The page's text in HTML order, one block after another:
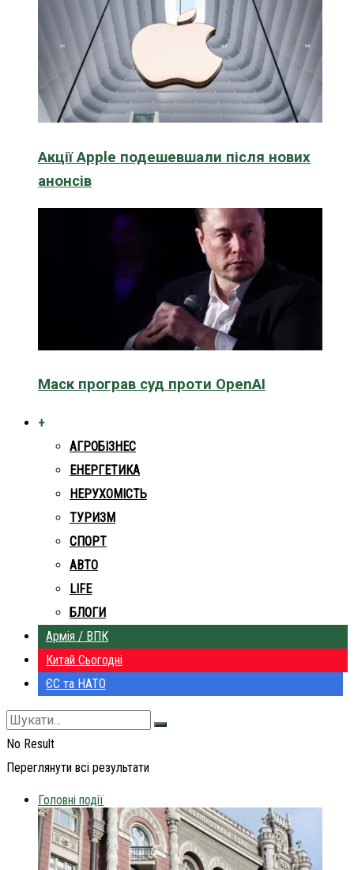
Акції Apple подешевшали після нових
анонсів
Маск програв суд проти OpenAI
+
АГРОБІЗНЕС
ЕНЕРГЕТИКА
НЕРУХОМІСТЬ
ТУРИЗМ
СПОРТ
АВТО
LIFE
БЛОГИ
Армія / ВПК
Китай Сьогодні
ЄС та НАТО
No Result
Переглянути всі результати
Головні події